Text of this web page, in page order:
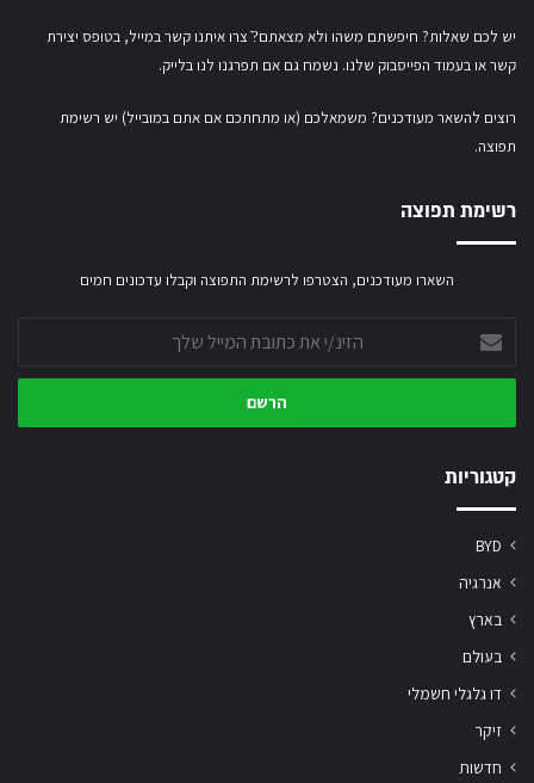
יש לכם שאלות? חיפשתם משהו ולא מצאתם?ֿ צרו איתנו קשר במייל, בטופס יצירת
קשראובעמוד הפייסבוק שלנו. נשמח גם אם תפרגנו לנו בלייק.
רוצים להשאר מעודכנים? משמאלכם (או מתחתכם אם אתם במובייל) יש רשימת
תפוצה.
רשימת תפוצה
השארו מעודכנים, הצטרפו לרשימת התפוצה וקבלו עדכונים חמים
את
כתובת
שלך
קטגוריות
BYD
אנרגיה
בארץ
בעולם
דו גלגלי חשמלי
זיקר
חדשות